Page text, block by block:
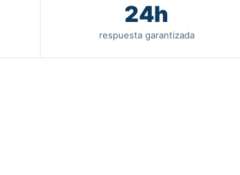
24h
respuesta garantizada